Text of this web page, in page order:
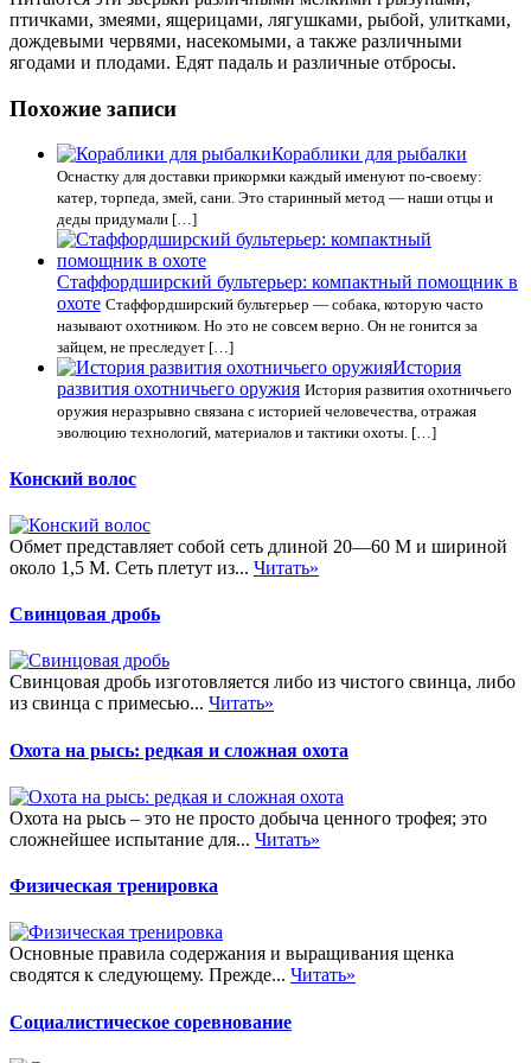
птичками, змеями, ящерицами, лягушками, рыбой, улитками,
дождевыми червями, насекомыми, а также различными
ягодами и плодами. Едят падаль и различные отбросы.
Похожие записи
Кораблики для рыбалки
Оснастку для доставки прикормки каждый именуют по-своему:
катер, торпеда, змей, сани. Это старинный метод — наши отцы и
деды придумали […]
Стаффордширский бультерьер: компактный помощник в
охоте Стаффордширский бультерьер — собака, которую часто
называют охотником. Но это не совсем верно. Он не гонится за
зайцем, не преследует […]
История
развития охотничьего оружия История развития охотничьего
оружия неразрывно связана с историей человечества, отражая
эволюцию технологий, материалов и тактики охоты. […]
Конский волос
Обмет представляет собой сеть длиной 20—60 М и шириной
около 1,5 М. Сеть плетут из... Читать»
Свинцовая дробь
Свинцовая дробь изготовляется либо из чистого свинца, либо
из свинца с примесью... Читать»
Охота на рысь: редкая и сложная охота
Охота на рысь – это не просто добыча ценного трофея; это
сложнейшее испытание для... Читать»
Физическая тренировка
Основные правила содержания и выращивания щенка
сводятся к следующему. Прежде... Читать»
Социалистическое соревнование